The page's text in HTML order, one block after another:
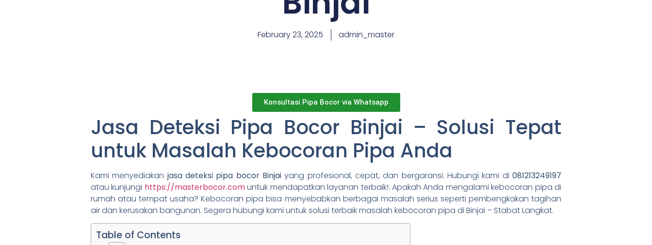
February 23, 2025 admin_master
Konsultasi Pipa Bocor via Whatsapp
Jasa Deteksi Pipa Bocor Binjai – Solusi Tepat
untuk Masalah Kebocoran Pipa Anda
Kami menyediakan jasa deteksi pipa bocor Binjai yang profesional, cepat, dan bergaransi. Hubungi kami di081213249197
atau kunjungi https://masterbocor.comuntuk mendapatkan layanan terbaik!. Apakah Anda mengalami kebocoran pipa di
rumah atau tempat usaha? Kebocoran pipa bisa menyebabkan berbagai masalah serius seperti pembengkakan tagihan
air dan kerusakan bangunan. Segera hubungi kami untuk solusi terbaik masalah kebocoran pipa di Binjai – Stabat Langkat.
Table of Contents